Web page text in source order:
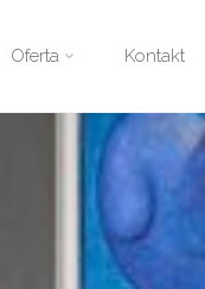
Oferta Kontakt